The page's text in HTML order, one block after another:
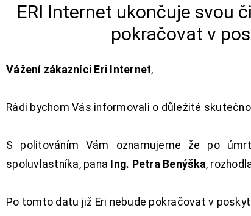
ERI Internet ukončuje svou
pokračovat v
Vážení zákazníci Eri Internet,
Rádi bychom Vás informovali o důležité
S politováním Vám oznamujeme že po
spoluvlastníka, pana Ing. Petra Benýška,
Po tomto datu již Eri nebude pokračovat v